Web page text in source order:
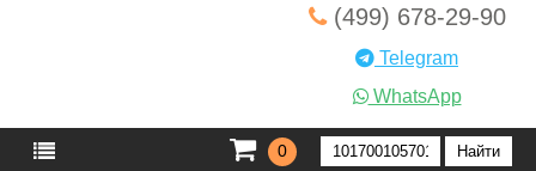
(499) 678-29-90
Telegram
WhatsApp
0